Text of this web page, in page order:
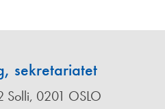
sekretariatet
Solli, 0201 OSLO